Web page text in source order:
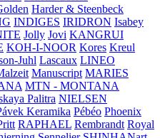
Harder & Steenbeck
INDIGES IRIDRON Isabey
Jolly Jovi KANGRUI
KOH-I-NOOR Kores Kreul
Juhl Lascaux LINEO
Manuscript MARIES
MTN - MONTANA
Palitra NIELSEN
Keramika Pébéo Phoenix
RAPHAEL Rembrandt Royal